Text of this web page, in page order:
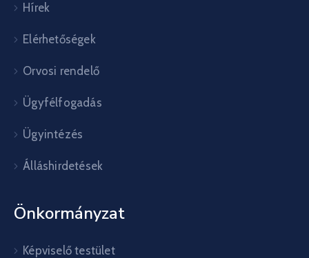
Hírek
Elérhetőségek
Orvosi rendelő
Ügyfélfogadás
Ügyintézés
Álláshirdetések
Önkormányzat
Képviselő testület